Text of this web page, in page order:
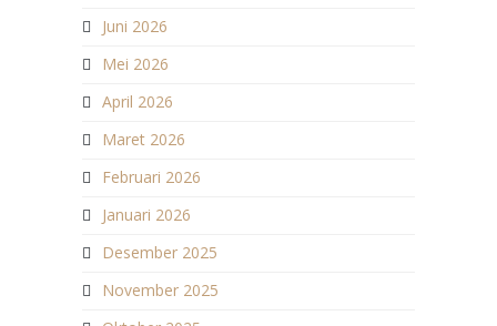
Juni 2026
Mei 2026
April 2026
Maret 2026
Februari 2026
Januari 2026
Desember 2025
November 2025